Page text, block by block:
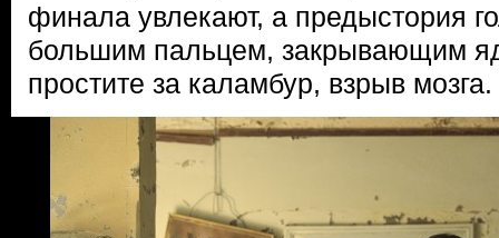
финала увлекают, а предыстория
большим пальцем, закрывающим
простите за каламбур, взрыв мозга.